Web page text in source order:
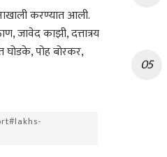
करण्यात आली.
जावेद काझी, दत्तात्रय
घोडके, पोह बोरकर,